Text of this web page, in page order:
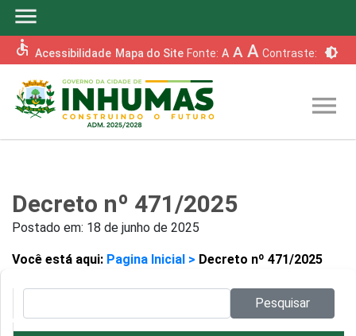
menu
accessible Acessibilidade Mapa do Site Fonte: A A A Contraste: brightness_6
menu
Decreto nº 471/2025
Postado em: 18 de junho de 2025
Você está aqui: Pagina Inicial > Decreto nº 471/2025
Pesquisar